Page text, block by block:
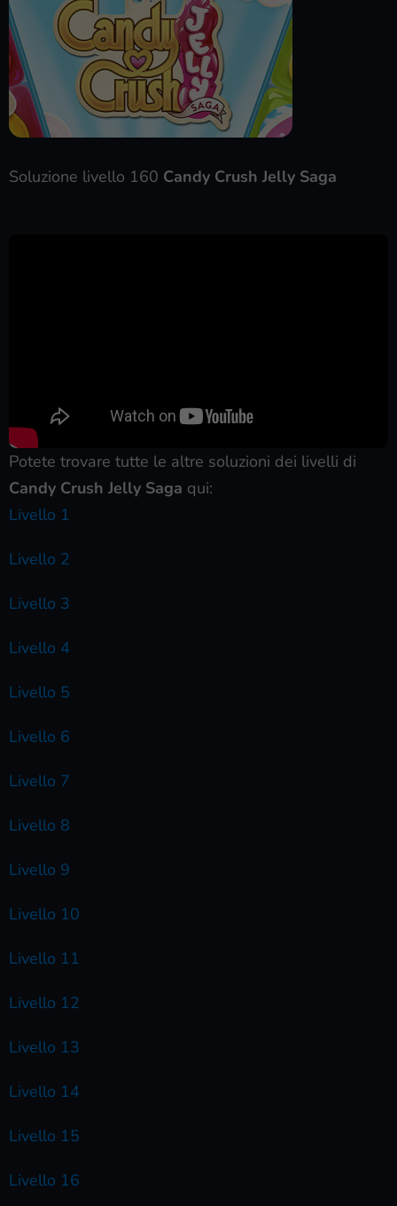
Soluzione livello 160 Candy Crush Jelly Saga
Potete trovare tutte le altre soluzioni dei livelli di
Candy Crush Jelly Saga qui:
Livello 1
Livello 2
Livello 3
Livello 4
Livello 5
Livello 6
Livello 7
Livello 8
Livello 9
Livello 10
Livello 11
Livello 12
Livello 13
Livello 14
Livello 15
Livello 16